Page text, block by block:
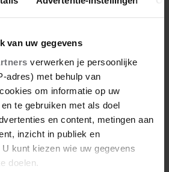
van uw gegevens
verwerken je persoonlijke
adres) met behulp van
om informatie op uw
te gebruiken met als doel
en content, metingen aan
inzicht in publiek en
kunt kiezen wie uw gegevens
doelen.